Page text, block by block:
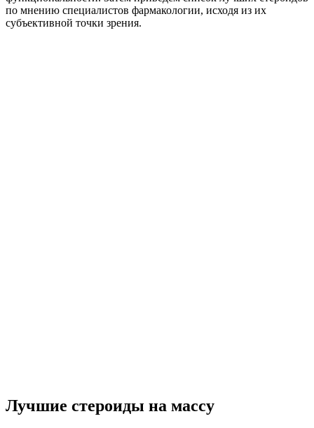
по мнению специалистов фармакологии, исходя из их
субъективной точки зрения.
Лучшие стероиды на массу